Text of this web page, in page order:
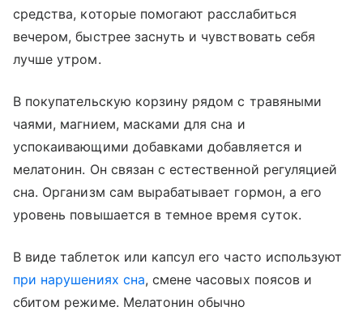
средства, которые помогают расслабиться
вечером, быстрее заснуть и чувствовать себя
лучше утром.
В покупательскую корзину рядом с травяными
чаями, магнием, масками для сна и
успокаивающими добавками добавляется и
мелатонин. Он связан с естественной регуляцией
сна. Организм сам вырабатывает гормон, а его
уровень повышается в темное время суток.
В виде таблеток или капсул его часто используют
при нарушениях сна, смене часовых поясов и
сбитом режиме. Мелатонин обычно